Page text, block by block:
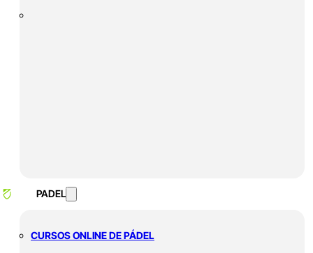
PADEL
CURSOS ONLINE DE PÁDEL